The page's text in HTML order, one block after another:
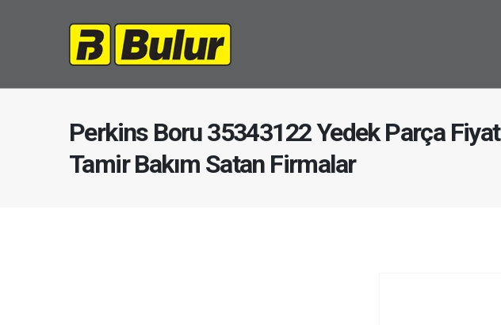
Perkins Boru 35343122 Yedek Parça Fiyat
Tamir Bakım Satan Firmalar